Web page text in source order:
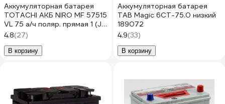
Аккумуляторная батарея
TOTACHI АКБ NIRO MF 57515
VL 75 а/ч поляр. прямая 1 (JIS
R) 90375
4.8(27)
В корзину
Аккумуляторная батарея
TAB Magic 6СТ-75.0 низкий
189072
4.9(33)
В корзину